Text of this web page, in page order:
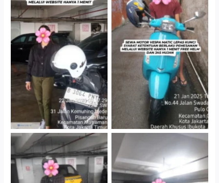
Cityplaza Jatinegara
Gedung Parkir P6A
Antar Jemput Kendaraan